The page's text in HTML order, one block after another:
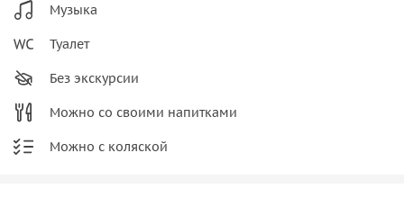
Музыка
Туалет
Без экскурсии
Можно со своими напитками
Можно с коляской